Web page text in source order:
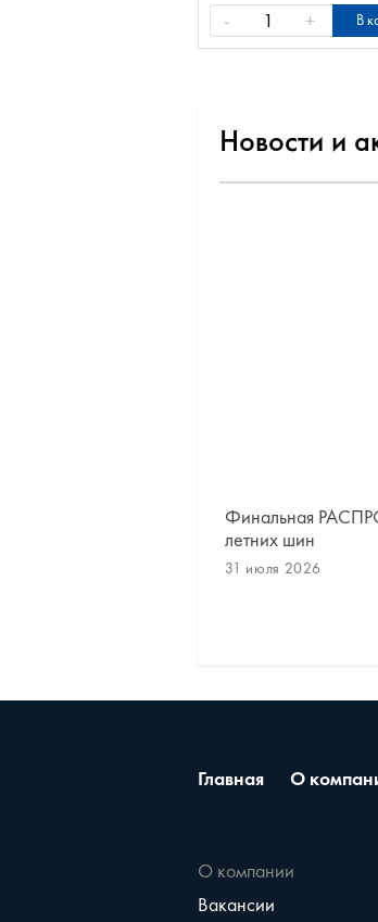
- + В
Новости и
Финальная
летних шин
31 июля 2026
Главная О
О компании
Вакансии